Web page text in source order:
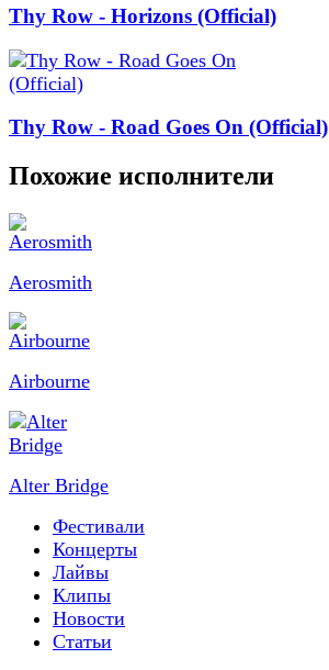
Thy Row - Horizons (Official)
Thy Row - Road Goes On (Official)
Похожие исполнители
Aerosmith
Airbourne
Alter Bridge
Фестивали
Концерты
Лайвы
Клипы
Новости
Статьи